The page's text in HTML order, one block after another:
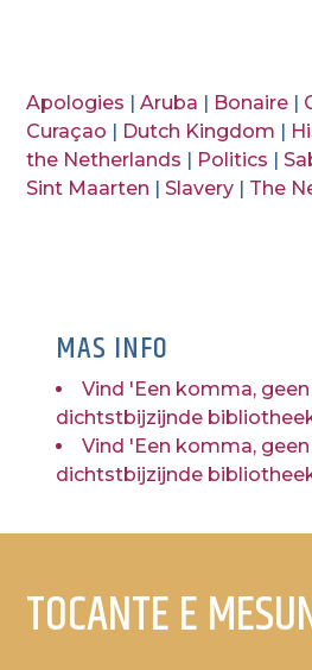
Apologies |Aruba Bonaire
Curaçao
Dutch Kingdom
the Netherlands
Politics
Sint Maarten
Slavery The
MAS INFO
Vind 'Een komma,
dichtstbijzijnde
Vind 'Een komma,
dichtstbijzijnde
TOCANTE E